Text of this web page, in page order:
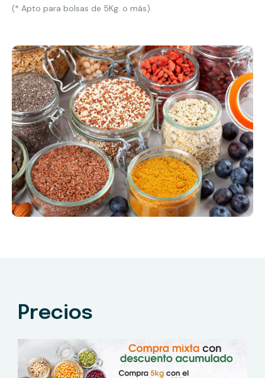
(* Apto para bolsas de 5Kg. o más).
Precios